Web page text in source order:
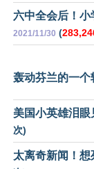
六中全会后！
2021/11/30 (
轰动芬兰的一个
美国小英雄泪
次)
太离奇新闻！